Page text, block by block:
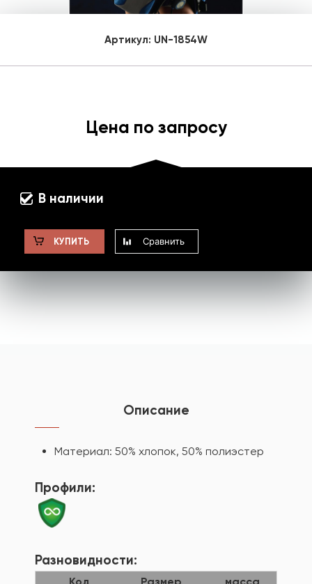
Артикул: UN-1854W
Цена по запросу
В наличии
КУПИТЬ Сравнить
Описание
Материал: 50% хлопок, 50% полиэстер
Профили:
Разновидности: